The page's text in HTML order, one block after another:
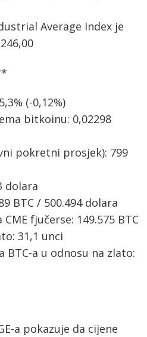
Average Index je
(-0,12%)
bitkoinu: 0,02298
pokretni prosjek): 799
dolara
BTC / 500.494 dolara
fjučerse: 149.575 BTC
31,1 unci
a u odnosu na zlato:
a pokazuje da cijene